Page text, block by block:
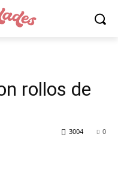
rollos de
0
3004